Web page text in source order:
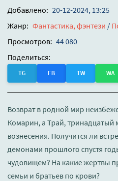
Добавлено: 20-12-2024, 13:25
Жанр: Фантастика, фэнтези /
Просмотров: 44 080
Поделиться:
TG FB TW WA
Возврат в родной мир
Комарин, а Трай, тринадцатый
вознесения. Получится ли
демонами прошлого спустя
чудовищем? На какие жертвы
семьи и братьев по крови?